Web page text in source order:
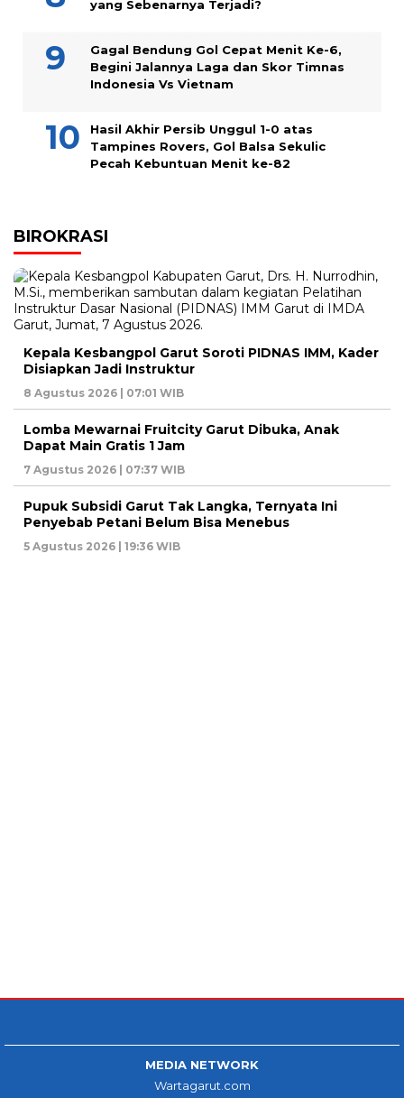
yang Sebenarnya Terjadi?
Gagal Bendung Gol Cepat Menit Ke-6,
Begini Jalannya Laga dan Skor Timnas
Indonesia Vs Vietnam
Hasil Akhir Persib Unggul 1-0 atas
Tampines Rovers, Gol Balsa Sekulic
Pecah Kebuntuan Menit ke-82
BIROKRASI
Kepala Kesbangpol Garut Soroti PIDNAS IMM, Kader
Disiapkan Jadi Instruktur
8 Agustus 2026 | 07:01 WIB
Lomba Mewarnai Fruitcity Garut Dibuka, Anak
Dapat Main Gratis 1 Jam
7 Agustus 2026 | 07:37 WIB
Pupuk Subsidi Garut Tak Langka, Ternyata Ini
Penyebab Petani Belum Bisa Menebus
5 Agustus 2026 | 19:36 WIB
MEDIA NETWORK
Wartagarut.com